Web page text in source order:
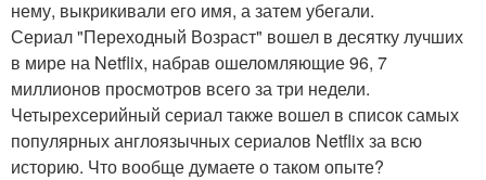
нему, выкрикивали его имя, а затем убегали.
Сериал "Переходный Возраст" вошел в десятку лучших
в мире на Netflix, набрав ошеломляющие 96, 7
миллионов просмотров всего за три недели.
Четырехсерийный сериал также вошел в список самых
популярных англоязычных сериалов Netflix за всю
историю. Что вообще думаете о таком опыте?